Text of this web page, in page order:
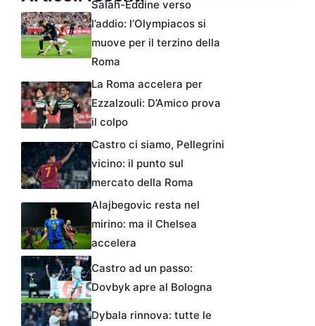
Salah-Eddine verso
l’addio: l’Olympiacos si
muove per il terzino della
Roma
La Roma accelera per
Ezzalzouli: D’Amico prova
il colpo
Castro ci siamo, Pellegrini
vicino: il punto sul
mercato della Roma
Alajbegovic resta nel
mirino: ma il Chelsea
accelera
Castro ad un passo:
Dovbyk apre al Bologna
Dybala rinnova: tutte le